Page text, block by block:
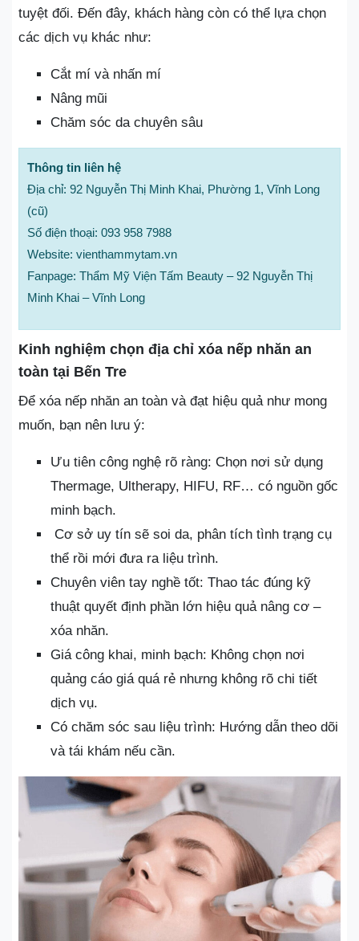
tuyệt đối. Đến đây, khách hàng còn có thể lựa chọn
các dịch vụ khác như:
Cắt mí và nhấn mí
Nâng mũi
Chăm sóc da chuyên sâu
Thông tin liên hệ
Địa chỉ: 92 Nguyễn Thị Minh Khai, Phường 1, Vĩnh Long
(cũ)
Số điện thoại: 093 958 7988
Website: vienthammytam.vn
Fanpage: Thẩm Mỹ Viện Tấm Beauty – 92 Nguyễn Thị
Minh Khai – Vĩnh Long
Kinh nghiệm chọn địa chỉ xóa nếp nhăn an
toàn tại Bến Tre
Để xóa nếp nhăn an toàn và đạt hiệu quả như mong
muốn, bạn nên lưu ý:
Ưu tiên công nghệ rõ ràng: Chọn nơi sử dụng
Thermage, Ultherapy, HIFU, RF… có nguồn gốc
minh bạch.
Cơ sở uy tín sẽ soi da, phân tích tình trạng cụ
thể rồi mới đưa ra liệu trình.
Chuyên viên tay nghề tốt: Thao tác đúng kỹ
thuật quyết định phần lớn hiệu quả nâng cơ –
xóa nhăn.
Giá công khai, minh bạch: Không chọn nơi
quảng cáo giá quá rẻ nhưng không rõ chi tiết
dịch vụ.
Có chăm sóc sau liệu trình: Hướng dẫn theo dõi
và tái khám nếu cần.